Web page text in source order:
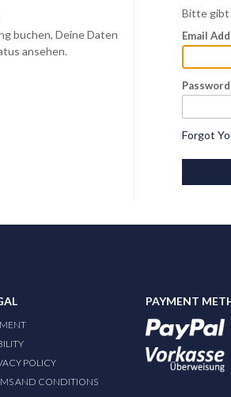
buchen, Deine Daten
ansehen.
Bitte gibt
Email
Password
Forgot
POLICY
AND CONDITIONS
PAYMENT